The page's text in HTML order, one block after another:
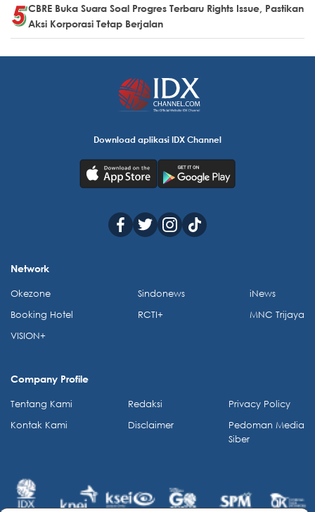
CBRE Buka Suara Soal Progres Terbaru Rights Issue, Pastikan
Aksi Korporasi Tetap Berjalan
Download aplikasi IDX Channel
Network
Okezone
Booking Hotel
VISION+
Sindonews
RCTI+
iNews
MNC Trijaya
Company Profile
Tentang Kami
Kontak Kami
Redaksi
Disclaimer
Privacy Policy
Pedoman Media
Siber